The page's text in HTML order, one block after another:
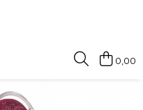
0,00